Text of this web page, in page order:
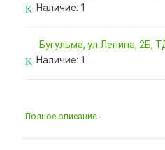
Наличие: 1
Бугульма, ул.Ленина,
Наличие: 1
Полное описание